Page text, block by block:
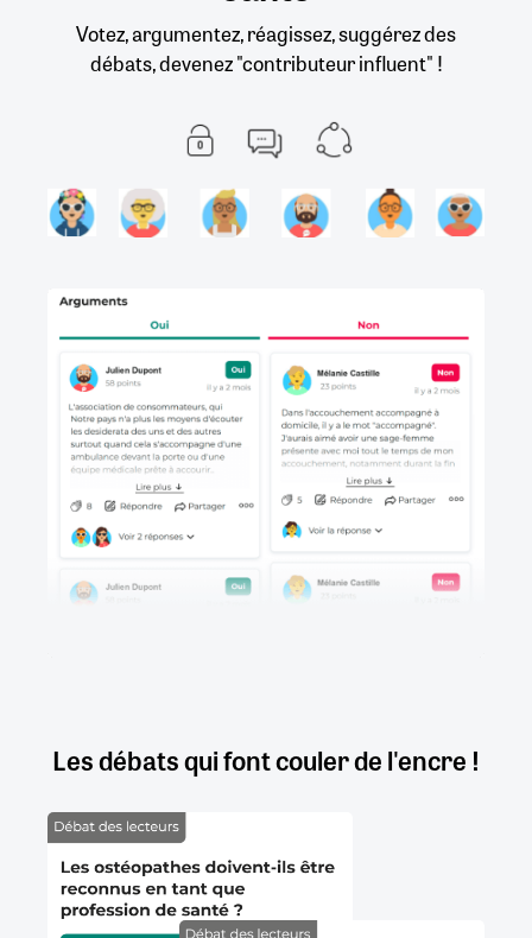
Votez, argumentez, réagissez, suggérez des
débats, devenez "contributeur influent" !
Les débats qui font couler de l'encre !